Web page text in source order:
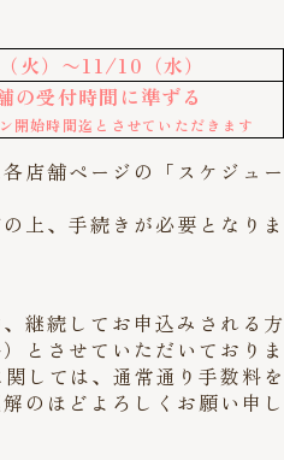
火）〜11/10（水）
の受付時間に準ずる
開始時間迄とさせていただきます
店舗ページの「スケジュー
上、手続きが必要となりま
継続してお申込みされる方
とさせていただいておりま
しては、通常通り手数料を
のほどよろしくお願い申し